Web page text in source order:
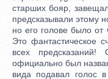
старших бояр,
предсказывали этому
но его голове было от
Это фантастическое
всех
официально был
вида подавал голос